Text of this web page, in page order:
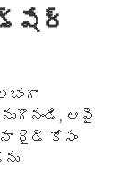
ఆపై
రైడ్ కోసం